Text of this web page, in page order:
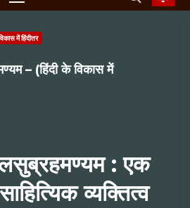
में हिंदीतर
– (हिंदी के विकास में
: एक
व्यक्तित्व